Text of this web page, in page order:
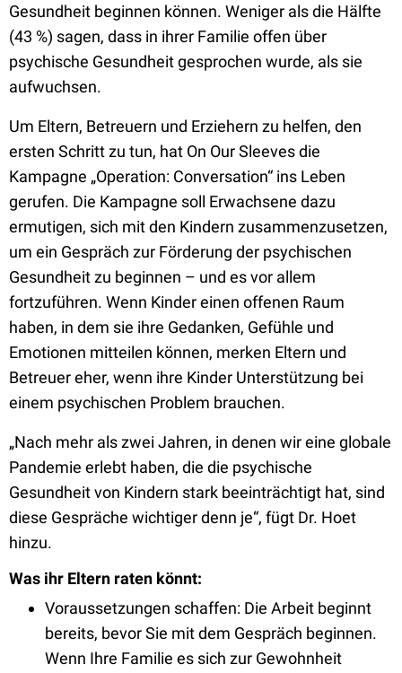
Gesundheit beginnen können. Weniger als die Hälfte
(43 %) sagen, dass in ihrer Familie offen über
psychische Gesundheit gesprochen wurde, als sie
aufwuchsen.
Um Eltern, Betreuern und Erziehern zu helfen, den
ersten Schritt zu tun, hat On Our Sleeves die
Kampagne „Operation: Conversation“ ins Leben
gerufen. Die Kampagne soll Erwachsene dazu
ermutigen, sich mit den Kindern zusammenzusetzen,
um ein Gespräch zur Förderung der psychischen
Gesundheit zu beginnen – und es vor allem
fortzuführen. Wenn Kinder einen offenen Raum
haben, in dem sie ihre Gedanken, Gefühle und
Emotionen mitteilen können, merken Eltern und
Betreuer eher, wenn ihre Kinder Unterstützung bei
einem psychischen Problem brauchen.
„Nach mehr als zwei Jahren, in denen wir eine globale
Pandemie erlebt haben, die die psychische
Gesundheit von Kindern stark beeinträchtigt hat, sind
diese Gespräche wichtiger denn je“, fügt Dr. Hoet
hinzu.
Was ihr Eltern raten könnt:
Voraussetzungen schaffen: Die Arbeit beginnt
bereits, bevor Sie mit dem Gespräch beginnen.
Wenn Ihre Familie es sich zur Gewohnheit